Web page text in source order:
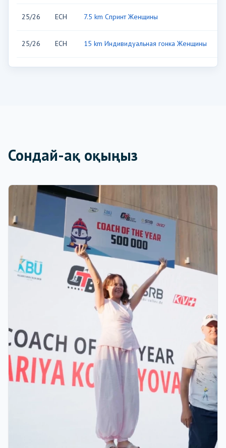
25/26 ECH 7.5 km Спринт Женщины
25/26 ECH 15 km Индивидуальная гонка Женщины
Сондай-ақ оқыңыз